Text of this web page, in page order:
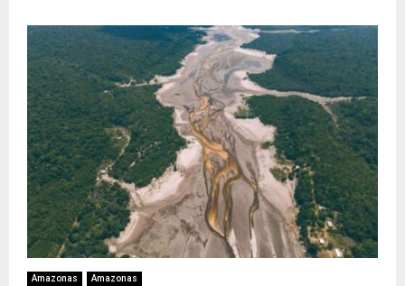
Amazonas Amazonas